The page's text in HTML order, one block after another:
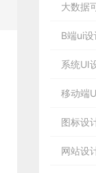
大数据
B端ui
系统UI
移动端
图标设
网站设